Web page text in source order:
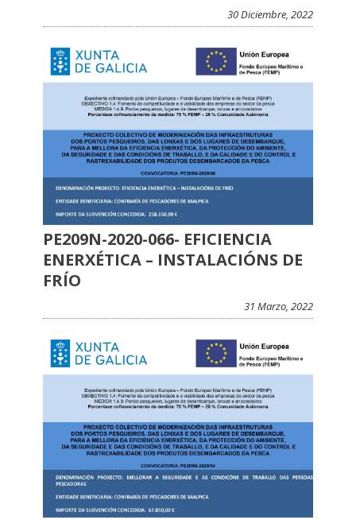
30 Diciembre, 2022
PE209N-2020-066- EFICIENCIA
ENERXÉTICA – INSTALACIÓNS DE
FRÍO
31 Marzo, 2022